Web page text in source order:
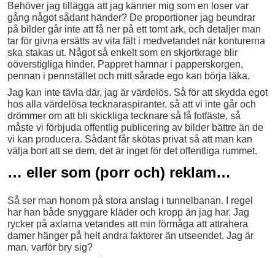
Behöver jag tillägga att jag känner mig som en loser var
gång något sådant händer? De proportioner jag beundrar
på bilder går inte att få ner på ett tomt ark, och detaljer man
tar för givna ersätts av vita fält i medvetandet när konturerna
ska stakas ut. Något så enkelt som en skjortkrage blir
oöverstigliga hinder. Pappret hamnar i papperskorgen,
pennan i pennstället och mitt sårade ego kan börja läka.
Jag kan inte tävla där, jag är värdelös. Så för att skydda egot
hos alla värdelösa tecknaraspiranter, så att vi inte går och
drömmer om att bli skickliga tecknare så få fotfäste, så
måste vi förbjuda offentlig publicering av bilder bättre än de
vi kan producera. Sådant får skötas privat så att man kan
välja bort att se dem, det är inget för det offentliga rummet.
… eller som (porr och) reklam…
Så ser man honom på stora anslag i tunnelbanan. I regel
har han både snyggare kläder och kropp än jag har. Jag
rycker på axlarna vetandes att min förmåga att attrahera
damer hänger på helt andra faktorer än utseendet. Jag är
man, varför bry sig?